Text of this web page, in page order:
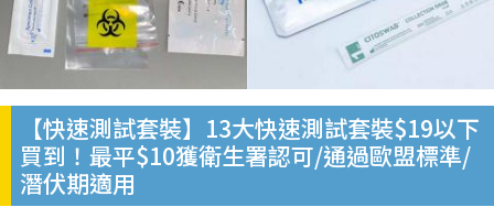
【快速測試套裝】13大快速測試套裝$19以下
買到！最平$10獲衛生署認可/通過歐盟標準/
潛伏期適用